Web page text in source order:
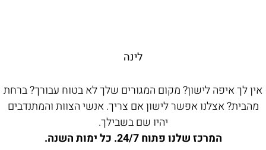
לינה
אין לך איפה לישון? מקום המגורים שלך לא בטוח עבורך? ברחת
מהבית? אצלנו אפשר לישון אם צריך. אנשי הצוות והמתנדבים
יהיו שם בשבילך.
המרכז שלנו פתוח 24/7. כל ימות השנה.